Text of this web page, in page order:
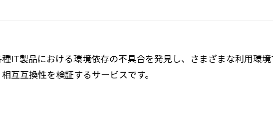
IT製品における環境依存の不具合を発見し、さまざまな利用環
互互換性を検証するサービスです。